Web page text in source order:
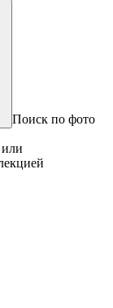
Поиск по фото